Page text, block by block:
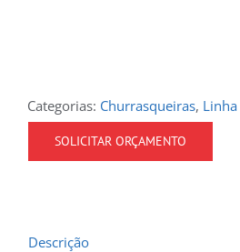
Categorias: Churrasqueiras,
SOLICITAR ORÇAMENTO
Descrição